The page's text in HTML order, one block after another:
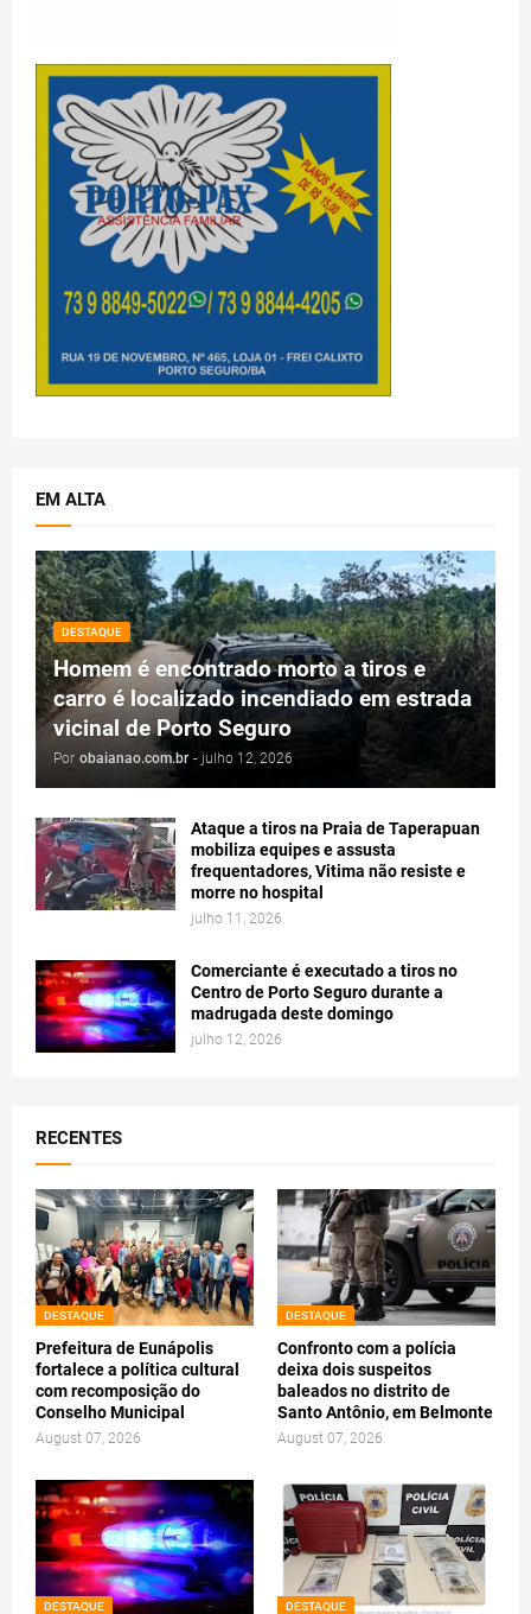
EM ALTA
DESTAQUE
Homem é encontrado morto a tiros e
carro é localizado incendiado em estrada
vicinal de Porto Seguro
Por obaianao.com.br - julho 12, 2026
Ataque a tiros na Praia de Taperapuan
mobiliza equipes e assusta
frequentadores, Vitima não resiste e
morre no hospital
julho 11, 2026
Comerciante é executado a tiros no
Centro de Porto Seguro durante a
madrugada deste domingo
julho 12, 2026
RECENTES
DESTAQUE
Prefeitura de Eunápolis
fortalece a política cultural
com recomposição do
Conselho Municipal
August 07, 2026
DESTAQUE
Confronto com a polícia
deixa dois suspeitos
baleados no distrito de
Santo Antônio, em Belmonte
August 07, 2026
DESTAQUE DESTAQUE